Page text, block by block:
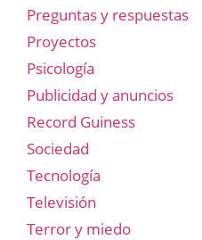
Preguntas y respuestas
Proyectos
Psicología
Publicidad y anuncios
Record Guiness
Sociedad
Tecnología
Televisión
Terror y miedo